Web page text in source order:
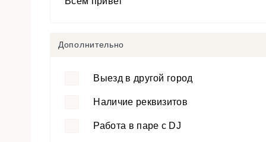
Дополнительно
Выезд в другой город
Наличие реквизитов
Работа в паре с DJ